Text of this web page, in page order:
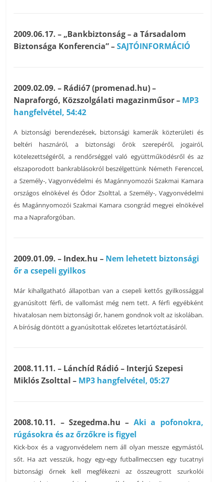
2009.06.17. – „Bankbiztonság – a Társadalom
Biztonsága Konferencia” –SAJTÓINFORMÁCIÓ
2009.02.09. – Rádió7 (promenad.hu) –
Napraforgó, Közszolgálati magazinműsor – MP3
hangfelvétel, 54:42
A biztonsági berendezések, biztonsági kamerák közterületi és
beltéri hasznáról, a biztonsági őrök szerepéről, jogairól,
kötelezettségéről, a rendőrséggel való együttműködésről és az
elszaporodott bankrablásokról beszélgettünk Németh Ferenccel,
a Személy-, Vagyonvédelmi és Magánnyomozói Szakmai Kamara
országos elnökével és Ódor Zsolttal, a Személy-, Vagyonvédelmi
és Magánnyomozói Szakmai Kamara csongrád megyei elnökével
ma a Napraforgóban.
2009.01.09. – Index.hu – Nem lehetett biztonsági
őr a csepeli gyilkos
Már kihallgatható állapotban van a csepeli kettős gyilkossággal
gyanúsított férfi, de vallomást még nem tett. A férfi egyébként
hivatalosan nem biztonsági őr, hanem gondnok volt az iskolában.
A bíróság döntött a gyanúsítottak előzetes letartóztatásáról.
2008.11.11. – Lánchíd Rádió – Interjú Szepesi
Miklós Zsolttal – MP3 hangfelvétel, 05:27
2008.10.11. – Szegedma.hu – Aki a pofonokra,
rúgásokra és az őrzőkre is figyel
Kick-box és a vagyonvédelem nem áll olyan messze egymástól,
sőt. Ha azt vesszük, hogy egy-egy futballmeccsen egy tucatnyi
biztonsági őrnek kell megfékezni az összeugrott szurkolói